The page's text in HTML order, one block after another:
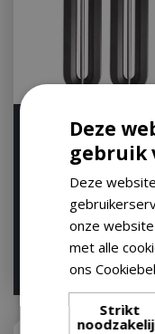
Sondes bbq
rood+oranje
00
Deze
gebruik
Deze
onze
met alle
ons
Strikt